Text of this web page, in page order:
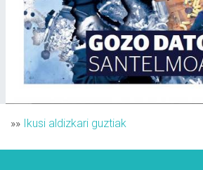
»» Ikusi aldizkari guztiak